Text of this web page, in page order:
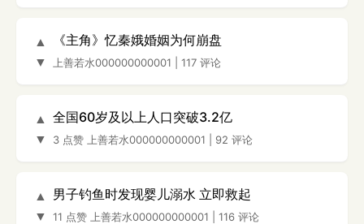
▲
▼
《主角》忆秦娥婚姻为何崩盘
上善若水000000000001 117 评论
▲
▼
全国60岁及以上人口突破3.2亿
3 点赞 上善若水000000000001 92 评论
▲
▼
男子钓鱼时发现婴儿溺水 立即救起
11 点赞 上善若水000000000001 116 评论